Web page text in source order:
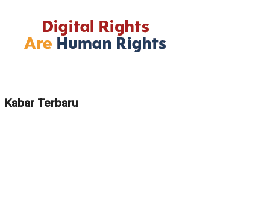
Kabar Terbaru